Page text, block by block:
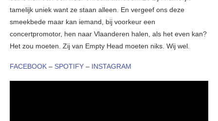
tamelijk uniek want ze staan alleen. En vergeef ons deze
smeekbede maar kan iemand, bij voorkeur een
concertpromotor, hen naar Vlaanderen halen, als het even kan?
Het zou moeten. Zij van Empty Head moeten niks. Wij wel.
FACEBOOK – SPOTIFY – INSTAGRAM